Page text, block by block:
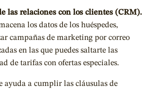
las relaciones con los clientes (CRM).
los datos de los huéspedes,
campañas de marketing por correo
en las que puedes saltarte las
de tarifas con ofertas especiales.
ayuda a cumplir las cláusulas de